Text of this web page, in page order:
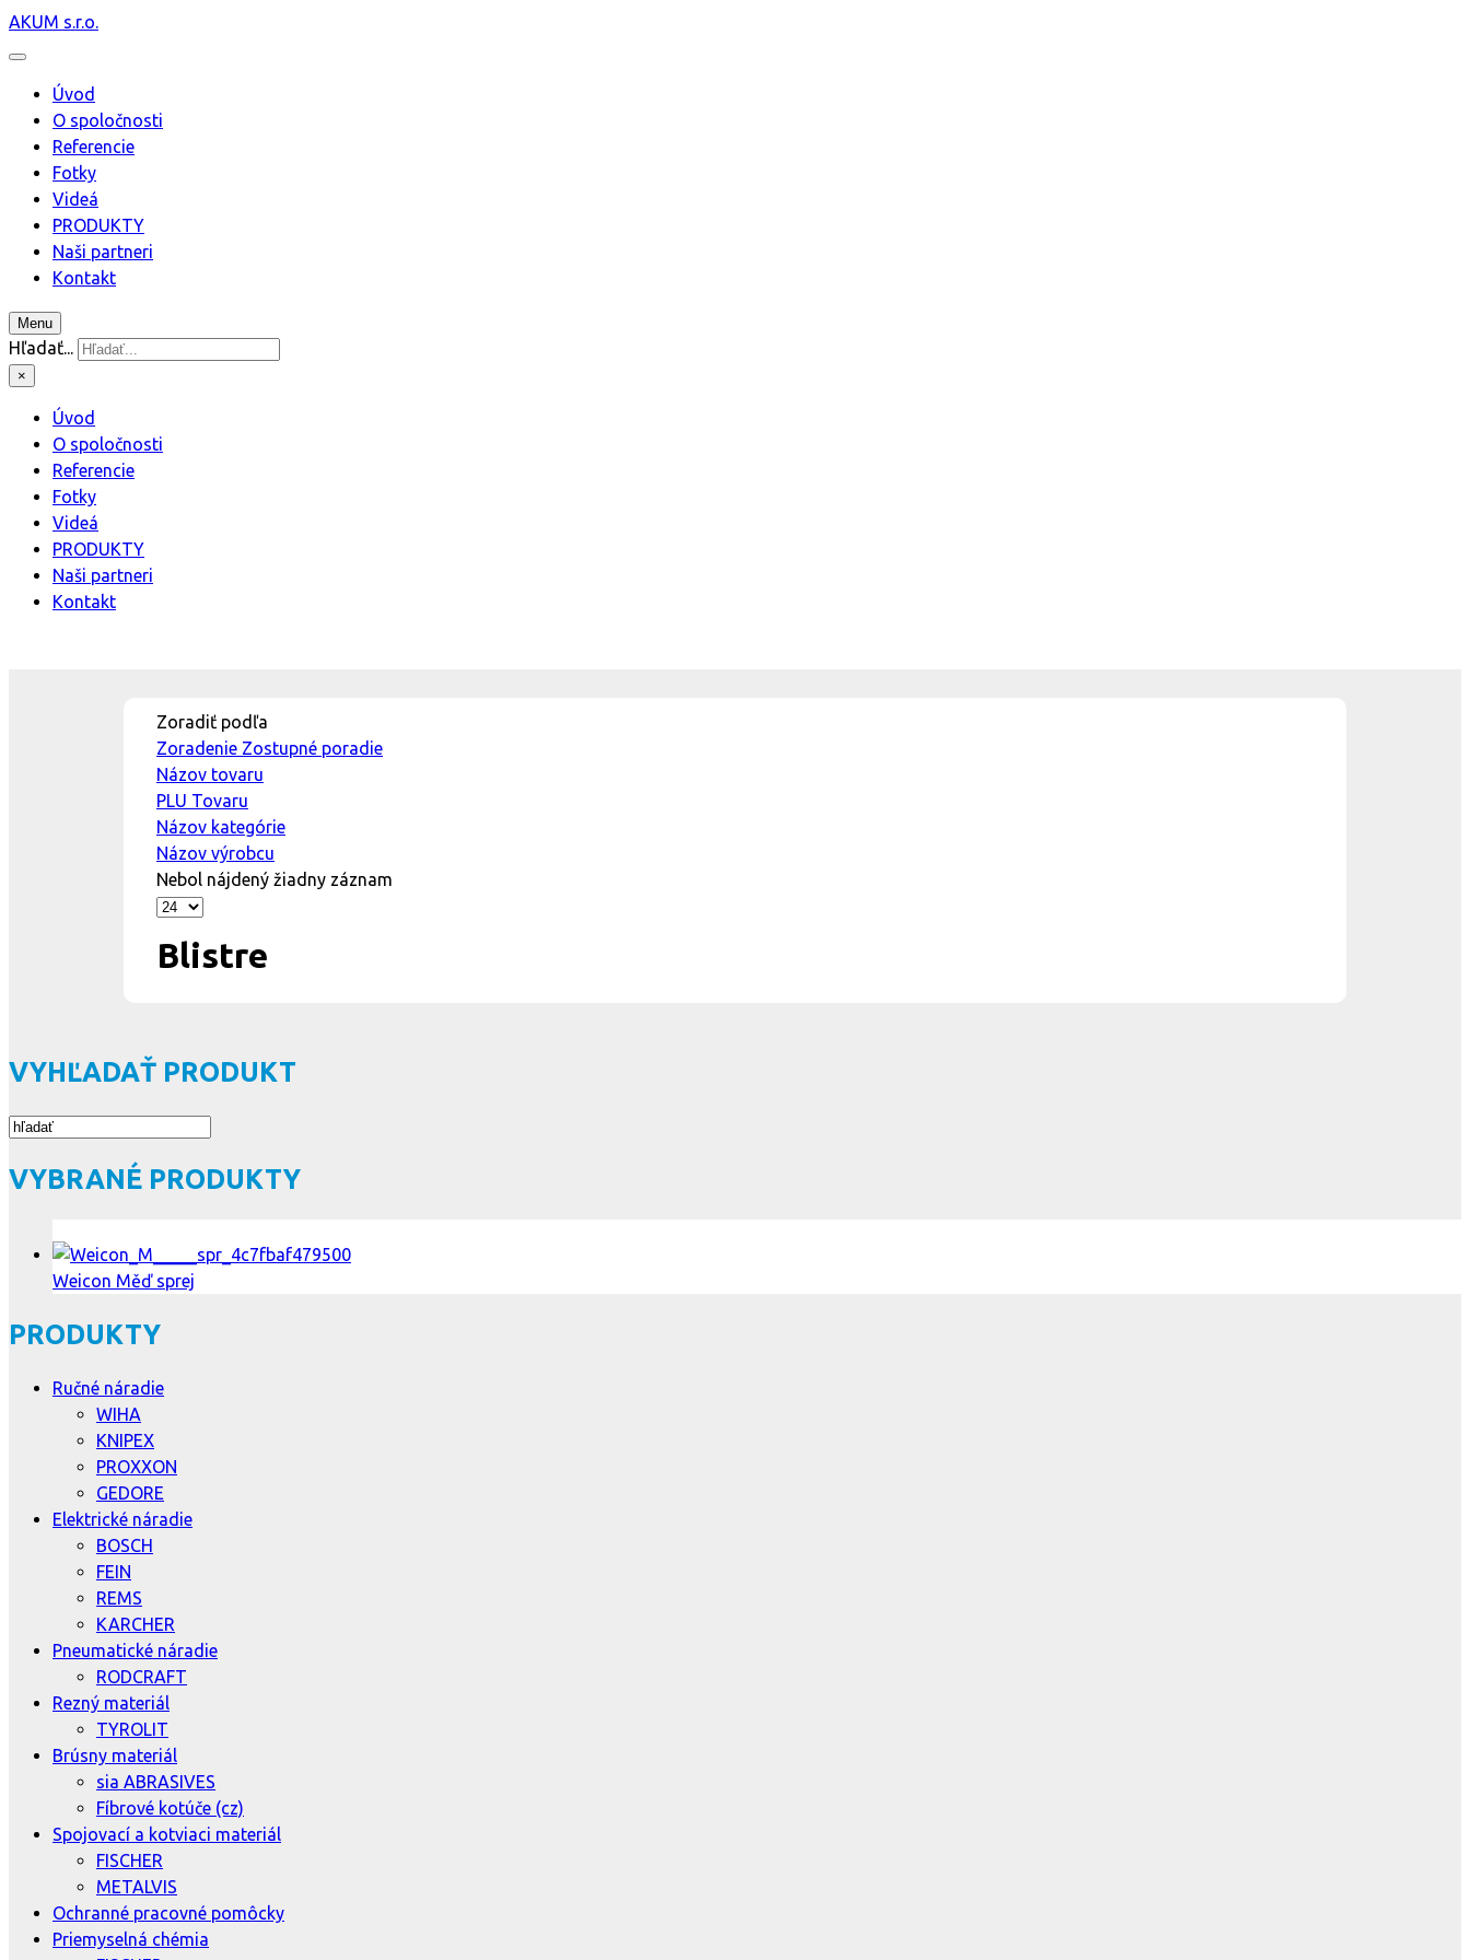
AKUM s.r.o.
Úvod
O spoločnosti
Referencie
Fotky
Videá
PRODUKTY
Naši partneri
Kontakt
Menu
Hľadať...
×
Úvod
O spoločnosti
Referencie
Fotky
Videá
PRODUKTY
Naši partneri
Kontakt
Zoradiť podľa
Zoradenie Zostupné poradie
Názov tovaru
PLU Tovaru
Názov kategórie
Názov výrobcu
Nebol nájdený žiadny záznam
Blistre
VYHĽADAŤ PRODUKT
VYBRANÉ PRODUKTY
Weicon Měď sprej
PRODUKTY
Ručné náradie
WIHA
KNIPEX
PROXXON
GEDORE
Elektrické náradie
BOSCH
FEIN
REMS
KARCHER
Pneumatické náradie
RODCRAFT
Rezný materiál
TYROLIT
Brúsny materiál
sia ABRASIVES
Fíbrové kotúče (cz)
Spojovací a kotviaci materiál
FISCHER
METALVIS
Ochranné pracovné pomôcky
Priemyselná chémia